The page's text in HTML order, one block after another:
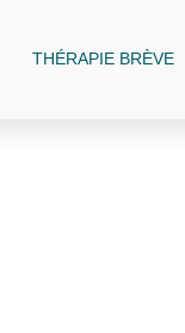
THÉRAPIE BRÈVE